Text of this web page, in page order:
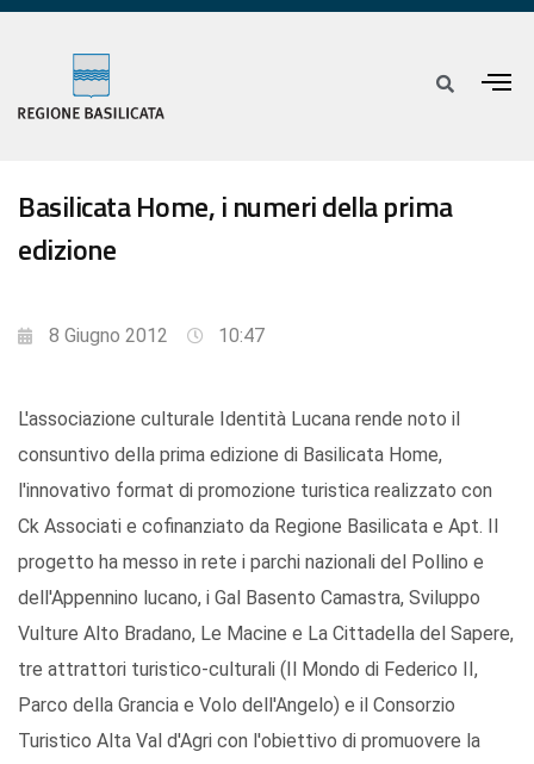
Basilicata Home, i numeri della prima
edizione
8 Giugno 2012 10:47
L'associazione culturale Identità Lucana rende noto il
consuntivo della prima edizione di Basilicata Home,
l'innovativo format di promozione turistica realizzato con
Ck Associati e cofinanziato da Regione Basilicata e Apt. Il
progetto ha messo in rete i parchi nazionali del Pollino e
dell'Appennino lucano, i Gal Basento Camastra, Sviluppo
Vulture Alto Bradano, Le Macine e La Cittadella del Sapere,
tre attrattori turistico-culturali (Il Mondo di Federico II,
Parco della Grancia e Volo dell'Angelo) e il Consorzio
Turistico Alta Val d'Agri con l'obiettivo di promuovere la